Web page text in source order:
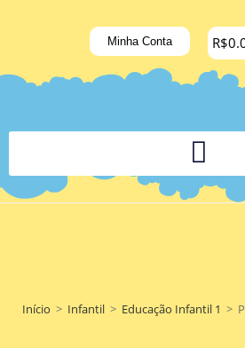
Minha Conta R$
Início > Infantil > Educação Infantil 1 >